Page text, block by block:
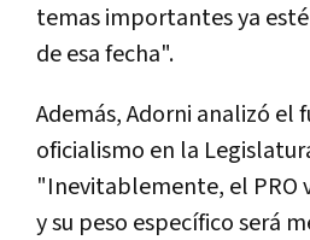
temas importantes ya
de esa fecha".
Además, Adorni analizó el
oficialismo en la
"Inevitablemente, el PRO
y su peso específico será